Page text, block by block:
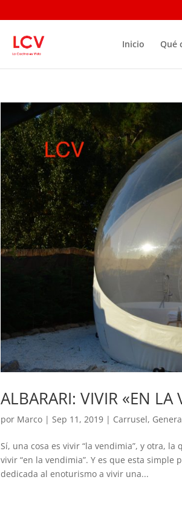
Inicio Qué
ALBARARI: VIVIR «EN LA
por Marco |Sep 11, 2019 | Carrusel,
Sí, una cosa es vivir “la vendimia”, y otra,
vivir “en la vendimia”. Y es que esta
dedicada al enoturismo a vivir una...